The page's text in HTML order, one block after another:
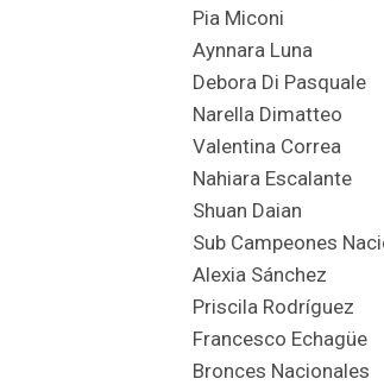
Pia Miconi
Aynnara Luna
Debora Di Pasquale
Narella Dimatteo
Valentina Correa
Nahiara Escalante
Shuan Daian
Sub Campeones
Alexia Sánchez
Priscila Rodríguez
Francesco Echagüe
Bronces Nacionales